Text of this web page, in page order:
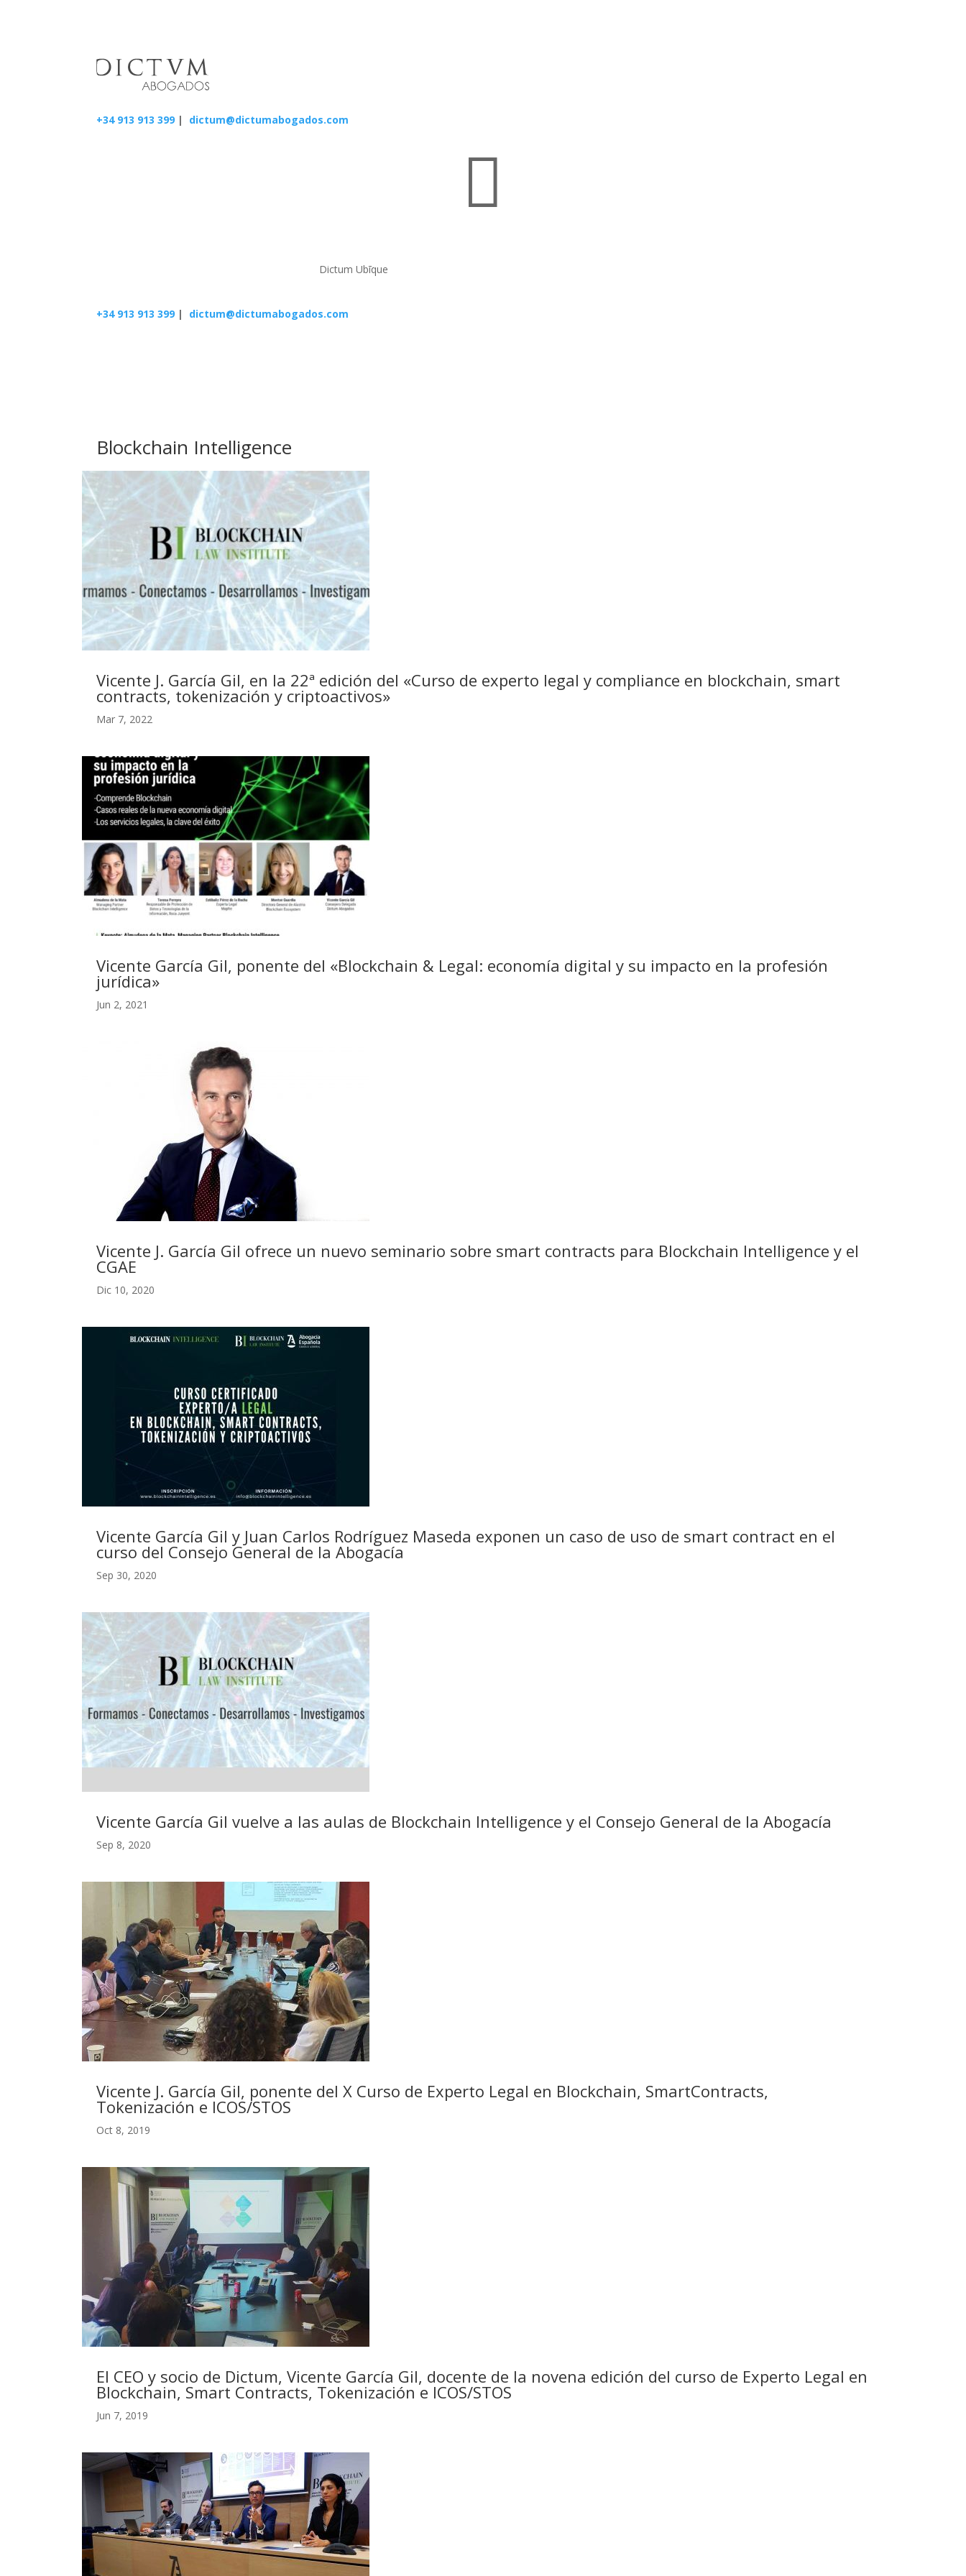
+34 913 913 399 | dictum@dictumabogados.com

Dictum Ubīque
+34 913 913 399 | dictum@dictumabogados.com
Blockchain Intelligence
Vicente J. García Gil, en la 22ª edición del «Curso de experto legal y compliance en blockchain, smart
contracts, tokenización y criptoactivos»
Mar 7, 2022
Vicente García Gil, ponente del «Blockchain & Legal: economía digital y su impacto en la profesión
jurídica»
Jun 2, 2021
Vicente J. García Gil ofrece un nuevo seminario sobre smart contracts para Blockchain Intelligence y el
CGAE
Dic 10, 2020
Vicente García Gil y Juan Carlos Rodríguez Maseda exponen un caso de uso de smart contract en el
curso del Consejo General de la Abogacía
Sep 30, 2020
Vicente García Gil vuelve a las aulas de Blockchain Intelligence y el Consejo General de la Abogacía
Sep 8, 2020
Vicente J. García Gil, ponente del X Curso de Experto Legal en Blockchain, SmartContracts,
Tokenización e ICOS/STOS
Oct 8, 2019
El CEO y socio de Dictum, Vicente García Gil, docente de la novena edición del curso de Experto Legal en
Blockchain, Smart Contracts, Tokenización e ICOS/STOS
Jun 7, 2019